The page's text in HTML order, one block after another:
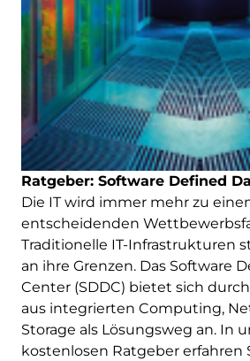
Ratgeber: Software Defined
Die IT wird immer mehr zu
entscheidenden
Traditionelle IT-Infrastrukturen
an ihre Grenzen. Das Software
Center (SDDC) bietet sich
aus integrierten Computing,
Storage als Lösungsweg an. In
kostenlosen Ratgeber erfahren